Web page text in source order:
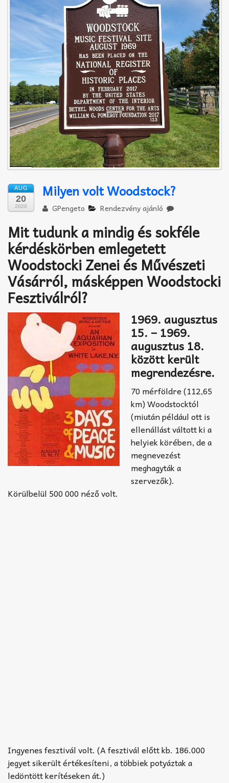
TABok
Improvizáció
AUG
20
2020
Milyen volt Woodstock?
GPengeto Rendezvény ajánló
Mit tudunk a mindig és sokféle
kérdéskörben emlegetett
Woodstocki Zenei és Művészeti
Vásárról, másképpen Woodstocki
Fesztiválról?
1969. augusztus
15. – 1969.
augusztus 18.
között került
megrendezésre.
70 mérföldre (112,65
km) Woodstocktól
(miután például ott is
ellenállást váltott ki a
helyiek körében, de a
megnevezést
meghagyták a
szervezők).
Körülbelül 500 000 néző volt.
Ingyenes fesztivál volt. (A fesztivál előtt kb. 186.000
jegyet sikerült értékesíteni, a többiek potyáztak a
ledöntött kerítéseken át.)